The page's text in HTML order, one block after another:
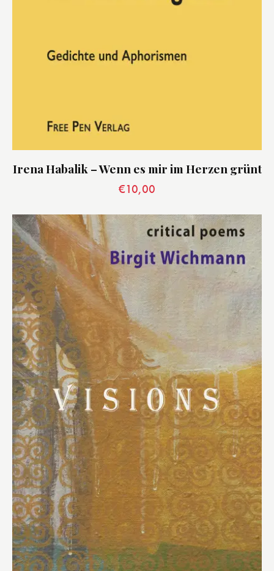
Irena Habalik – Wenn es mir im Herzen grünt
€10,00